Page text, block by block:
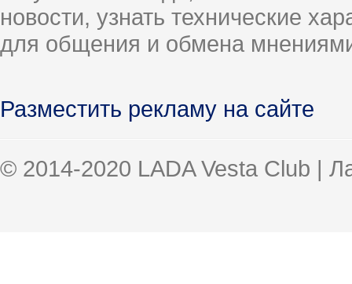
новости, узнать технические
для общения и обмена
Разместить рекламу на сайте
© 2014-2020 LADA Vesta Club |